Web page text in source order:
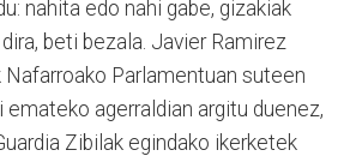
nahita edo nahi gabe, gizakiak
beti bezala. Javier Ramirez
Nafarroako Parlamentuan suteen
emateko agerraldian argitu duenez,
Zibilak egindako ikerketek